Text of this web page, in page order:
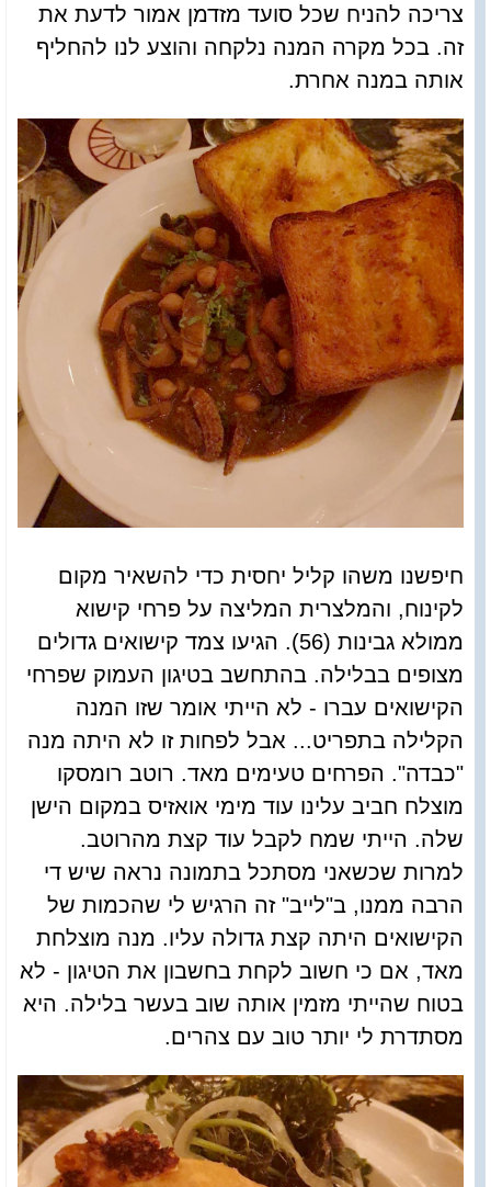
צריכה להניח שכל סועד מזדמן אמור לדעת את
זה. בכל מקרה המנה נלקחה והוצע לנו להחליף
אותה במנה אחרת.
חיפשנו משהו קליל יחסית כדי להשאיר מקום
לקינוח, והמלצרית המליצה על פרחי קישוא
ממולא גבינות (56). הגיעו צמד קישואים גדולים
מצופים בבלילה. בהתחשב בטיגון העמוק שפרחי
הקישואים עברו - לא הייתי אומר שזו המנה
הקלילה בתפריט... אבל לפחות זו לא היתה מנה
"כבדה". הפרחים טעימים מאד. רוטב רומסקו
מוצלח חביב עלינו עוד מימי אואזיס במקום הישן
שלה. הייתי שמח לקבל עוד קצת מהרוטב.
למרות שכשאני מסתכל בתמונה נראה שיש די
הרבה ממנו, ב"לייב" זה הרגיש לי שהכמות של
הקישואים היתה קצת גדולה עליו. מנה מוצלחת
מאד, אם כי חשוב לקחת בחשבון את הטיגון - לא
בטוח שהייתי מזמין אותה שוב בעשר בלילה. היא
מסתדרת לי יותר טוב עם צהרים.